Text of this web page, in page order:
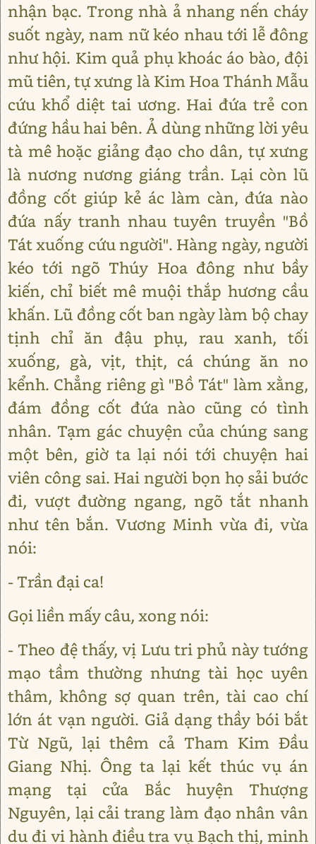
nhận bạc. Trong nhà ả nhang nến cháy
suốt ngày, nam nữ kéo nhau tới lễ đông
như hội. Kim quả phụ khoác áo bào, đội
mũ tiên, tự xưng là Kim Hoa Thánh Mẫu
cứu khổ diệt tai ương. Hai đứa trẻ con
đứng hầu hai bên. Ả dùng những lời yêu
tà mê hoặc giảng đạo cho dân, tự xưng
là nương nương giáng trần. Lại còn lũ
đồng cốt giúp kẻ ác làm càn, đứa nào
đứa nấy tranh nhau tuyên truyền "Bồ
Tát xuống cứu người". Hàng ngày, người
kéo tới ngõ Thúy Hoa đông như bầy
kiến, chỉ biết mê muội thắp hương cầu
khấn. Lũ đồng cốt ban ngày làm bộ chay
tịnh chỉ ăn đậu phụ, rau xanh, tối
xuống, gà, vịt, thịt, cá chúng ăn no
kểnh. Chẳng riêng gì "Bồ Tát" làm xằng,
đám đồng cốt đứa nào cũng có tình
nhân. Tạm gác chuyện của chúng sang
một bên, giờ ta lại nói tới chuyện hai
viên công sai. Hai người bọn họ sải bước
đi, vượt đường ngang, ngõ tắt nhanh
như tên bắn. Vương Minh vừa đi, vừa
nói:
- Trần đại ca!
Gọi liền mấy câu, xong nói:
- Theo đệ thấy, vị Lưu tri phủ này tướng
mạo tầm thường nhưng tài học uyên
thâm, không sợ quan trên, tài cao chí
lớn át vạn người. Giả dạng thầy bói bắt
Từ Ngũ, lại thêm cả Tham Kim Đầu
Giang Nhị. Ông ta lại kết thúc vụ án
mạng tại cửa Bắc huyện Thượng
Nguyên, lại cải trang làm đạo nhân vân
du đi vi hành điều tra vụ Bạch thị, minh